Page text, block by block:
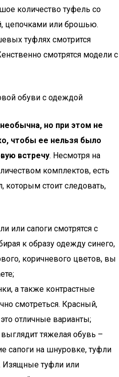
количество туфель со
цепочками или брошью.
туфлях смотрится
смотрятся модели с
обуви с одеждой
но при этом не
чтобы ее нельзя было
встречу. Несмотря на
комплектов, есть
которым стоит следовать,
или сапоги смотрятся с
к образу одежду синего,
коричневого цветов, вы
а также контрастные
смотреться. Красный,
отличные варианты;
тяжелая обувь –
сапоги на шнуровке, туфли
Изящные туфли или